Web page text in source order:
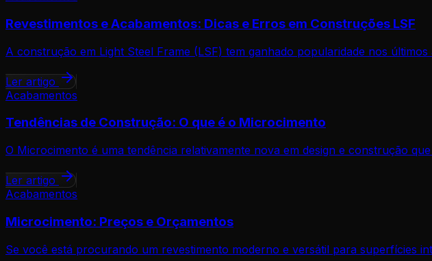
Revestimentos e Acabamentos: Dicas e Erros em Construções LSF
A construção em Light Steel Frame (LSF) tem ganhado popularidade nos
Ler artigo
Acabamentos
Tendências de Construção: O que é o Microcimento
O Microcimento é uma tendência relativamente nova em design e construção
Ler artigo
Acabamentos
Microcimento: Preços e Orçamentos
Se você está procurando um revestimento moderno e versátil para superfícies